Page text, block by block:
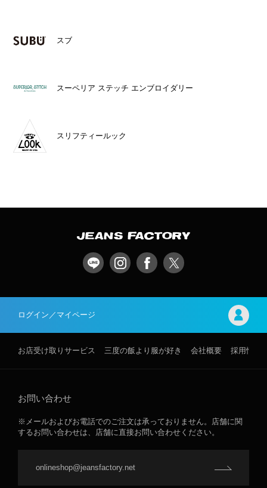
スブ
スーペリア ステッチ エンブロイダリー
スリフティールック
ログイン／マイページ
お店受け取りサービス 三度の飯より服が好き 会社概要 採用情報
お問い合わせ
※メールおよびお電話でのご注文は承っておりません。店舗に関
するお問い合わせは、店舗に直接お問い合わせください。
onlineshop@jeansfactory.net